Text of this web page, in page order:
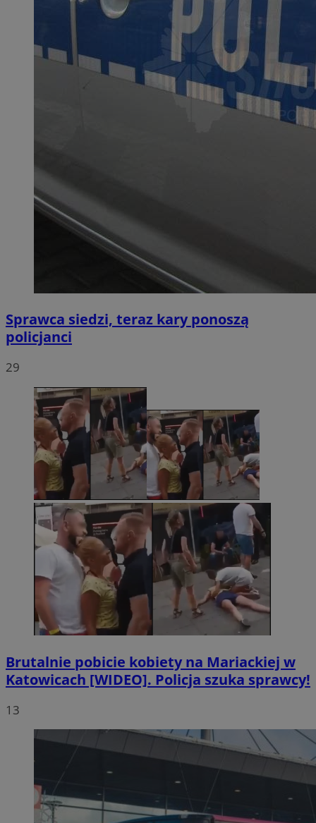
Sprawca siedzi, teraz kary ponoszą
policjanci
29
Brutalnie pobicie kobiety na Mariackiej w
Katowicach [WIDEO]. Policja szuka sprawcy!
13